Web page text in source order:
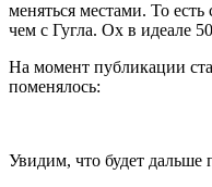
меняться местами. То
чем с Гугла. Ох в идеале
На момент публикации
поменялось:
Увидим, что будет дальше